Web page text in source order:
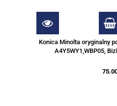
Konica Minolta oryginalny
A4Y5WY1,WBP05,